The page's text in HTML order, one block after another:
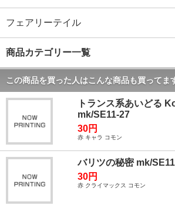
フェアリーテイル
商品カテゴリー一覧
この商品を買った人はこんな商品も買ってま
トランス系あいどる
mk/SE11-27
30円
赤 キャラ コモン
バリツの秘密 mk/
30円
赤 クライマックス コモン